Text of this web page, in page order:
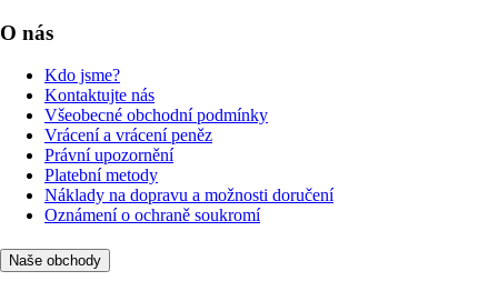
O nás
Kdo jsme?
Kontaktujte nás
Všeobecné obchodní podmínky
Vrácení a vrácení peněz
Právní upozornění
Platební metody
Náklady na dopravu a možnosti doručení
Oznámení o ochraně soukromí
Naše obchody